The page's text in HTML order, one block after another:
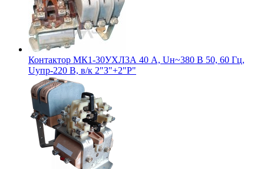
Контактор МК1-30УХЛ3А 40 А, Uн~380 В 50, 60 Гц,
Uупр-220 В, в/к 2"З"+2"Р"